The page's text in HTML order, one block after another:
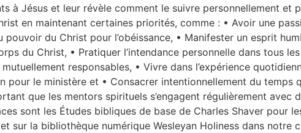
à Jésus et leur révèle comment le suivre personnellement et
en maintenant certaines priorités, comme : • Avoir une
pouvoir du Christ pour l’obéissance, • Manifester un esprit
du Christ, • Pratiquer l’intendance personnelle dans tous
responsables, • Vivre dans l’expérience
pour le ministère et • Consacrer intentionnellement du temps
que les mentors spirituels s’engagent régulièrement avec
sont les Études bibliques de base de Charles Shaver pour
et sur la bibliothèque numérique Wesleyan Holiness dans